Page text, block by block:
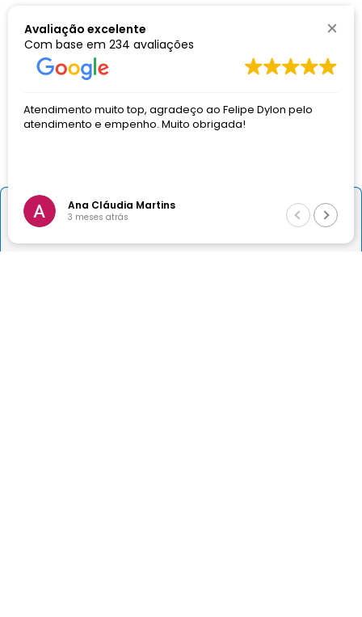
＋
－ Comprar
Nossas Redes Sociais
Atendimento
De segunda a sexta, das 8h às 18h.
Avaliação excelente
Com base em 234 avaliações
agradeço ao Felipe Dylon pelo
Muito obrigada!
Martins
otimo atendimento
Andreia
3 meses atrás